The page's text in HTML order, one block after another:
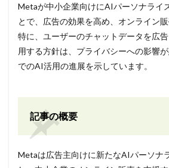
Metaが中小企業向けにAIパーソナライ
とで、広告の効果を高め、オンライン販
特に、ユーザーのチャットデータを広
用する方針は、プライバシーへの影響
でのAI活用の進展を示しています。
記事の概要
Metaは広告主向けに新たなAIパーソナ